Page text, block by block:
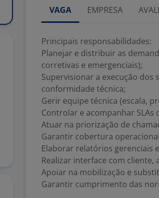
VAGA EMPRESA
Principais responsabilidades:
Planejar e distribuir as
corretivas e emergenciais);
Supervisionar a execução
conformidade técnica;
Gerir equipe técnica (escala,
Controlar e acompanhar
Atuar na priorização de
Garantir cobertura
Elaborar relatórios gerenciais
Realizar interface com
Apoiar na mobilização e
Garantir cumprimento das